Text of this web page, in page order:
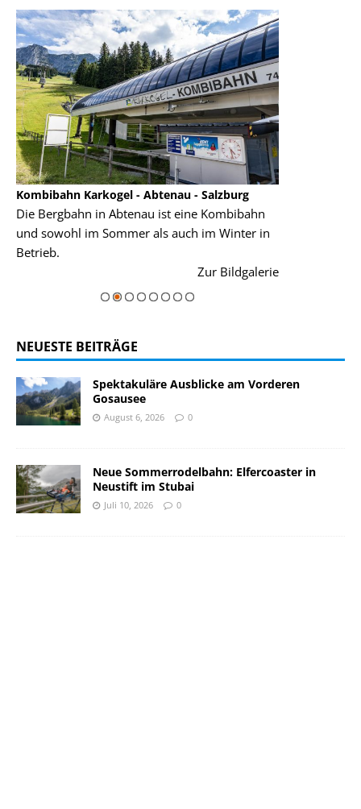
Kombibahn Karkogel - Abtenau - Salzburg
Die Bergbahn in Abtenau ist eine Kombibahn
und sowohl im Sommer als auch im Winter in
Betrieb.
Zur Bildgalerie
NEUESTE BEITRÄGE
Spektakuläre Ausblicke am Vorderen
Gosausee
August 6, 2026 0
Neue Sommerrodelbahn: Elfercoaster in
Neustift im Stubai
Juli 10, 2026 0